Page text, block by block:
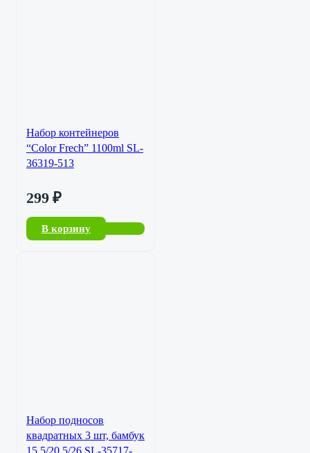
Набор контейнеров
“Color Frech” 1100ml SL-
36319-513
299 ₽
В корзину
Набор подносов
квадратных 3 шт, бамбук
15,5/20.5/26 SL-35717-